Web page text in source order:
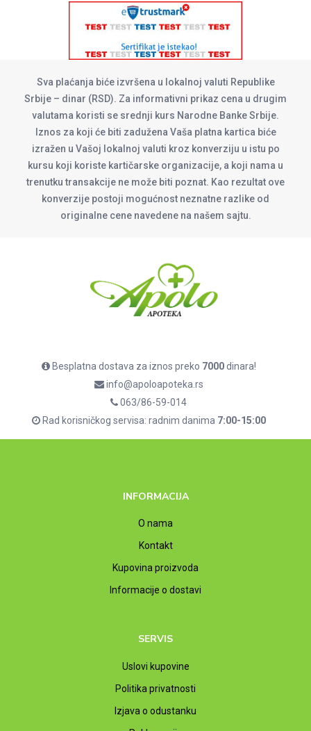
Sva plaćanja biće izvršena u lokalnoj valuti Republike
Srbije – dinar (RSD). Za informativni prikaz cena u drugim
valutama koristi se srednji kurs Narodne Banke Srbije.
Iznos za koji će biti zadužena Vaša platna kartica biće
izražen u Vašoj lokalnoj valuti kroz konverziju u istu po
kursu koji koriste kartičarske organizacije, a koji nama u
trenutku transakcije ne može biti poznat. Kao rezultat ove
konverzije postoji mogućnost neznatne razlike od
originalne cene navedene na našem sajtu.
Besplatna dostava za iznos preko 7000dinara!
info@apoloapoteka.rs
063/86-59-014
Rad korisničkog servisa: radnim danima 7:00-15:00
INFORMACIJA
O nama
Kontakt
Kupovina proizvoda
Informacije o dostavi
SERVIS
Uslovi kupovine
Politika privatnosti
Izjava o odustanku